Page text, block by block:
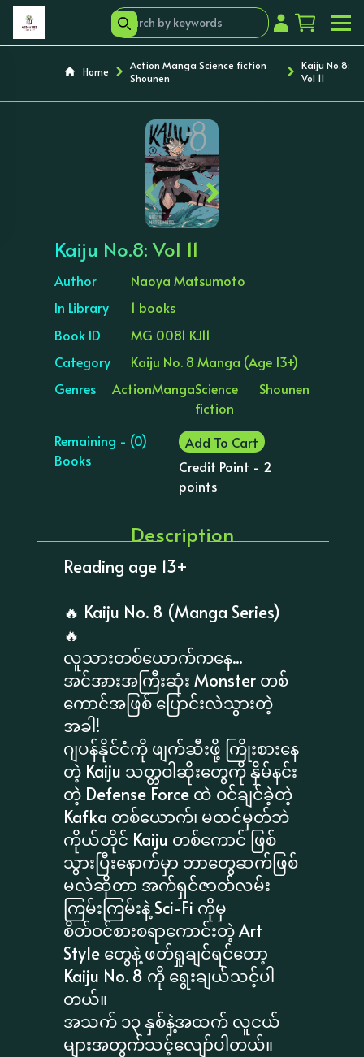
Home
Action Manga Science fiction
Shounen
Kaiju No.8:
Vol 11
‹ ›
Kaiju No.8: Vol 11
Author
Naoya Matsumoto
In Library
1 books
Book ID
MG 0081 KJ11
Category
Kaiju No. 8 Manga (Age 13+)
Genres
ActionMangaScience
fiction
Shounen
Remaining - (0)
Books
Add To Cart
Credit Point - 2
points
Description
Reading age 13+
🔥 Kaiju No. 8 (Manga Series)
🔥
လူသားတစ်ယောက်ကနေ...
အင်အားအကြီးဆုံး Monster တစ်
ကောင်အဖြစ် ပြောင်းလဲသွားတဲ့
အခါ!
ဂျပန်နိုင်ငံကို ဖျက်ဆီးဖို့ ကြိုးစားနေ
တဲ့ Kaiju သတ္တဝါဆိုးတွေကို နှိမ်နင်း
တဲ့ Defense Force ထဲ ဝင်ချင်ခဲ့တဲ့
Kafka တစ်ယောက်၊ မထင်မှတ်ဘဲ
ကိုယ်တိုင် Kaiju တစ်ကောင် ဖြစ်
သွားပြီးနောက်မှာ ဘာတွေဆက်ဖြစ်
မလဲဆိုတာ အက်ရှင်ဇာတ်လမ်း
ကြမ်းကြမ်းနဲ့ Sci-Fi ကိုမှ
စိတ်ဝင်စားစရာကောင်းတဲ့ Art
Style တွေနဲ့ ဖတ်ရှုချင်ရင်တော့
Kaiju No. 8 ကို ရွေးချယ်သင့်ပါ
တယ်။
အသက် ၁၃ နှစ်နဲ့အထက် လူငယ်
များအတွက်သင့်လျော်ပါတယ်။